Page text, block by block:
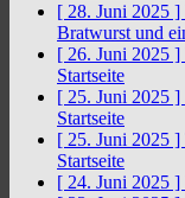
[ 28. Juni 2025 ]
Bratwurst und
[ 26. Juni 2025 ]
Startseite
[ 25. Juni 2025 ]
Startseite
[ 25. Juni 2025 ]
Startseite
[ 24. Juni 2025 ]